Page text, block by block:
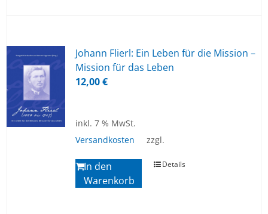
Jo­hann Flierl: Ein Le­ben für die Mis­si­on –
Mis­si­on für das Le­ben
12,00€
inkl. 7 % MwSt.
zzgl.
Versandkosten
In den
Warenkorb
Details